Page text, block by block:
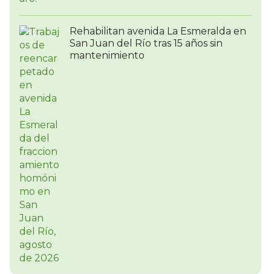
Rehabilitan avenida La Esmeralda en
San Juan del Río tras 15 años sin
mantenimiento